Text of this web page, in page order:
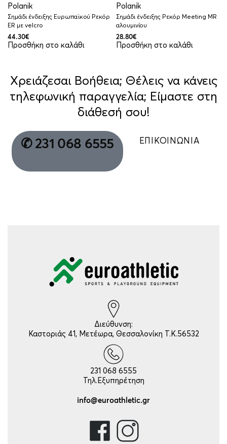
Polanik
Σημάδι ένδειξης Ευρωπαϊκoύ Ρεκόρ
ΕR με velcro
44.30€
Προσθήκη στο καλάθι
Polanik
Σημάδι ένδειξης Ρεκόρ Meeting ΜR
αλουμινίου
28.80€
Προσθήκη στο καλάθι
Χρειάζεσαι Βοήθεια; Θέλεις να κάνεις
τηλεφωνική παραγγελία; Είμαστε στη
διάθεσή σου!
✆ 231 068 6555 ΕΠΙΚΟΙΝΩΝΙΑ
Διεύθυνση:
Καστοριάς 41, Μετέωρα, Θεσσαλονίκη Τ.Κ.56532
231 068 6555
Τηλ.Εξυπηρέτηση
info@euroathletic.gr